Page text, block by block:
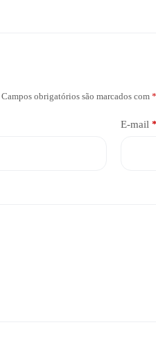
Campos obrigatórios são marcados com *
E-mail *